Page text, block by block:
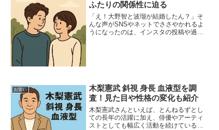
ふたりの関係性に迫る
「え！大野智と波瑠が結婚したん？」そ
んな声がSNSやネットでささやかれるよ
うになったのは、インスタの投稿や過去
お笑い
木梨憲武 斜視 身長 血液型を調
査！見た目や性格の変化も紹介
木梨憲武さんといえば、とんねるずとし
ての長年の活躍に加え、俳優やアーティ
ストとしても幅広く活動を続けている芸